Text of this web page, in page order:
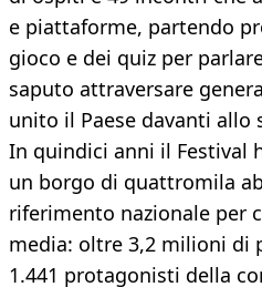
e piattaforme, partendo
gioco e dei quiz per
saputo attraversare
unito il Paese davanti allo
In quindici anni il Festival
un borgo di quattromila
riferimento nazionale per
media: oltre 3,2 milioni di
1.441 protagonisti della